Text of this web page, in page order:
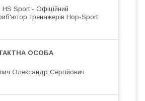
HS Sport - Офіційний
тренажерів Hop-Sport
Олександр Сергійович